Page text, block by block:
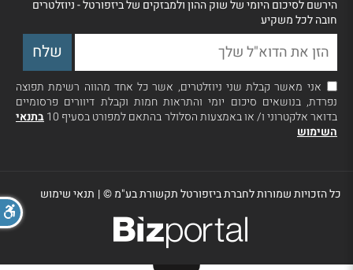
הירשם לסיכום היומי של שוק ההון ולמבזקים של ביזפורטל - ניוזלטרים
חובה לכל משקיע
אני מאשר קבלת שני ניוזלטרים, אשר כל אחד מהווה רשימת תפוצה
נפרדת, בנושאים סיכום יומי והתראות חמות וקבלת דיוורים פרסומיים
בדואר אלקטרוני ו/ או באמצעות הסלולר בהתאם למפורט בסעיף 10
בתנאי
השימוש
כל הזכויות שמורות לחברת ביזפורטל תקשורת בע"מ ©| תנאי שימוש